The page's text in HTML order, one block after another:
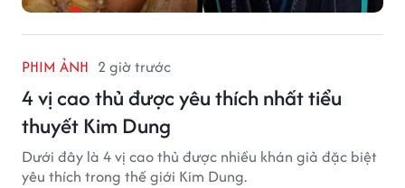
PHIM ẢNH 2 giờ trước
4 vị cao thủ được yêu thích nhất tiểu
thuyết Kim Dung
Dưới đây là 4 vị cao thủ được nhiều khán giả đặc biệt
yêu thích trong thế giới Kim Dung.